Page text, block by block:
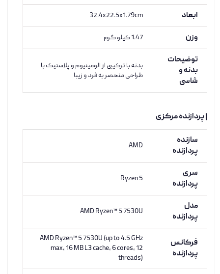
ابعاد 32.4x22.5x1.79cm
وزن 1.47 کیلو گرم
توضیحات
بدنه و
شاسی
بدنه با ترکیبی از الومینیوم و پلاستیک با
طراحی منحصر به فرد و زیبا
| پردازنده مرکزی
سازنده
پردازنده
AMD
سری
پردازنده
Ryzen 5
مدل
پردازنده
AMD Ryzen™ 5 7530U
فرکانس
پردازنده
AMD Ryzen™ 5 7530U (up to 4.5 GHz
max, 16 MB L3 cache, 6 cores, 12
threads)